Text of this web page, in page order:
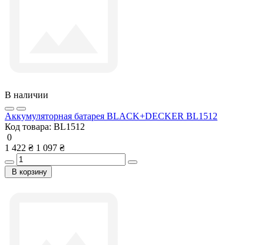
В наличии
Аккумуляторная батарея BLACK+DECKER BL1512
Код товара: BL1512
0
1 422 ₴ 1 097 ₴
В корзину